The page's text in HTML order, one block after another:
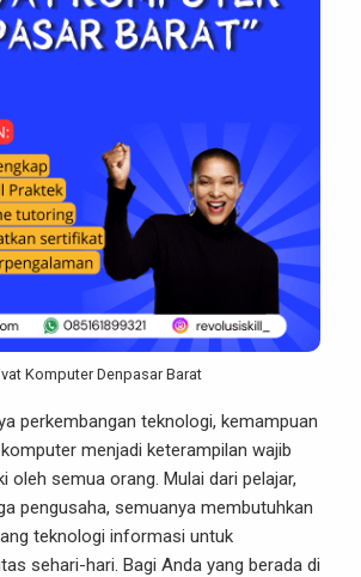
Komputer Denpasar Barat
perkembangan teknologi, kemampuan
menjadi keterampilan wajib
oleh semua orang. Mulai dari pelajar,
pengusaha, semuanya membutuhkan
teknologi informasi untuk
sehari-hari. Bagi Anda yang berada di